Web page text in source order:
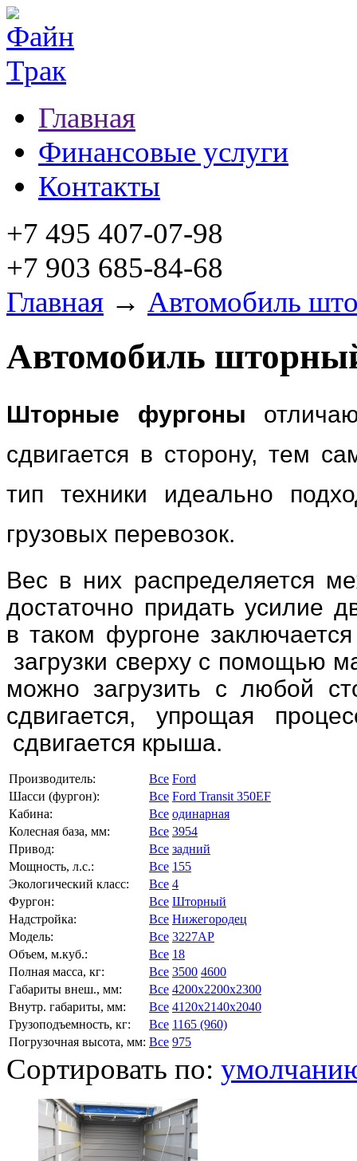
Главная
Финансовые услуги
Контакты
+7 495 407-07-98
+7 903 685-84-68
Главная → Автомобиль
Автомобиль
Шторные фургоны
сдвигается в сторону, тем
тип техники идеально
грузовых перевозок.
Вес в них распределяется
достаточно придать усилие
в таком фургоне заключается
загрузки сверху с помощью
можно загрузить с любой
сдвигается, упрощая
сдвигается крыша.
Производитель: Все Ford
Шасси (фургон):
Все Ford Transit 350EF
Кабина:
Все одинарная
Колесная база, мм:
Все 3954
Привод:
Все задний
Мощность, л.с.:
Все 155
Экологический класс:
Все 4
Фургон:
Все Шторный
Надстройка:
Все Нижегородец
Модель:
Все 3227АР
Объем, м.куб.:
Все 18
Полная масса, кг:
Все 3500 4600
Габариты внеш., мм:
Все 4200x2200x2300
Внутр. габариты, мм:
Все 4120x2140x2040
Грузоподъемность, кг:
Все 1165 (960)
Погрузочная высота, мм: Все 975
Сортировать по: